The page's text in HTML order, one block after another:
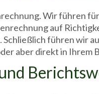
Wir führen
auf
führen wir
aber direkt in Ihrem